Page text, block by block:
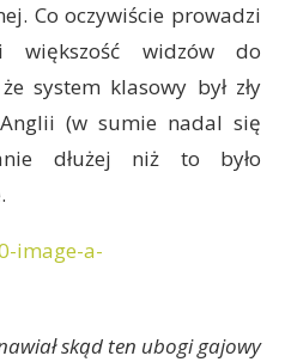
Co oczywiście prowadzi
widzów do
system klasowy był zły
(w sumie nadal się
dłużej niż to było
skąd ten ubogi gajowy